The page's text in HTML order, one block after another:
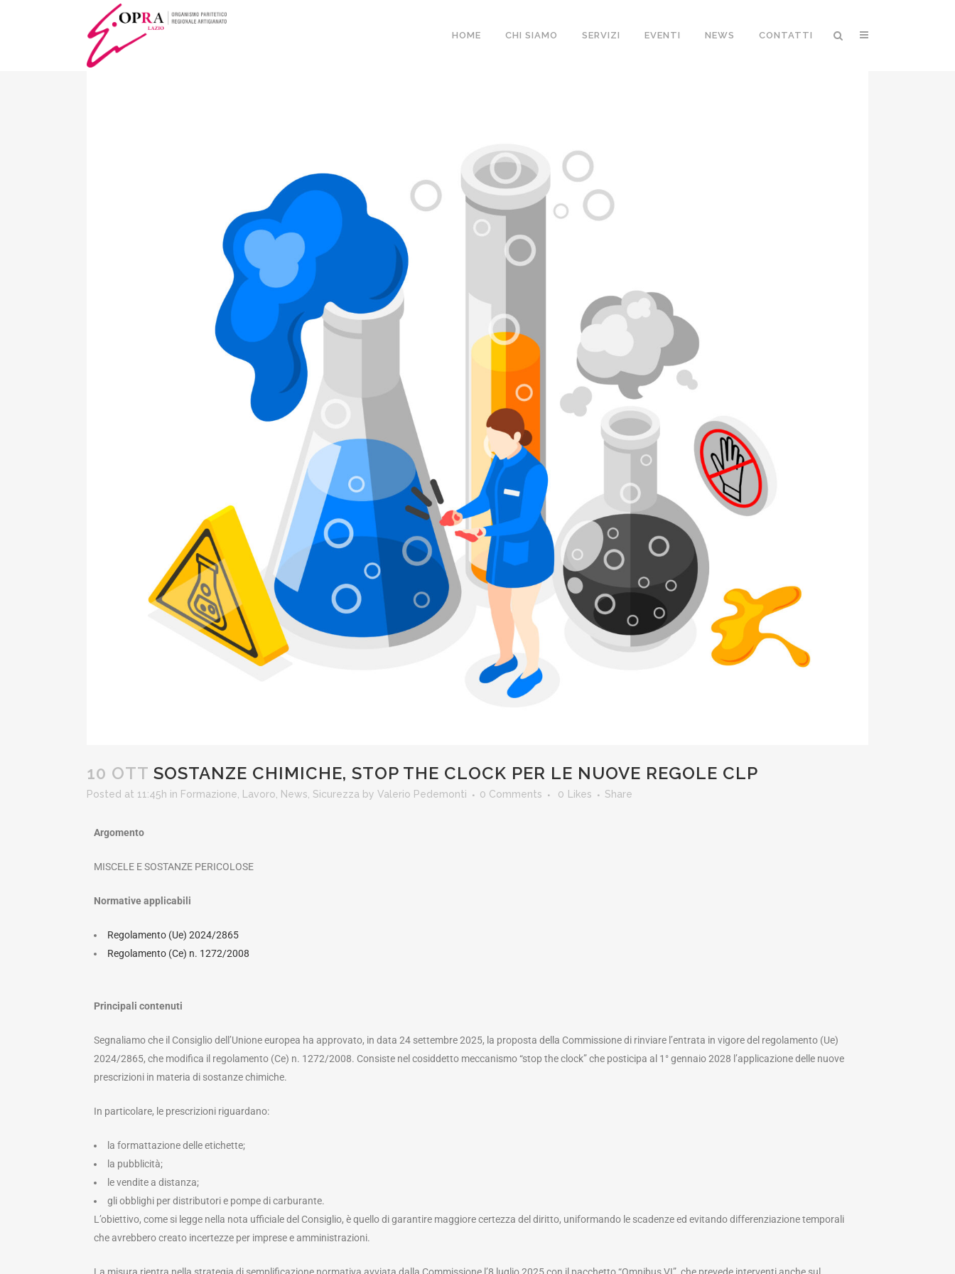
HOME CHI SIAMO SERVIZI EVENTI NEWS CONTATTI
10 OTT SOSTANZE CHIMICHE, STOP THE CLOCK PER LE NUOVE REGOLE CLP
Posted at 11:45h in Formazione Lavoro News Sicurezza by Valerio Pedemonti 0 Comments 0 Likes Share
Argomento
MISCELE E SOSTANZE PERICOLOSE
Normative applicabili
Regolamento (Ue) 2024/2865
Regolamento (Ce) n. 1272/2008
Principali contenuti
Segnaliamo che il Consiglio dell’Unione europea ha approvato, in data 24 settembre 2025, la proposta della Commissione di rinviare l’entrata in vigore del regolamento (Ue)
2024/2865, che modifica il regolamento (Ce) n. 1272/2008. Consiste nel cosiddetto meccanismo “stop the clock” che posticipa al 1° gennaio 2028 l’applicazione delle nuove
prescrizioni in materia di sostanze chimiche.
In particolare, le prescrizioni riguardano:
la formattazione delle etichette;
la pubblicità;
le vendite a distanza;
gli obblighi per distributori e pompe di carburante.
L’obiettivo, come si legge nella nota ufficiale del Consiglio, è quello di garantire maggiore certezza del diritto, uniformando le scadenze ed evitando differenziazione temporali
che avrebbero creato incertezze per imprese e amministrazioni.